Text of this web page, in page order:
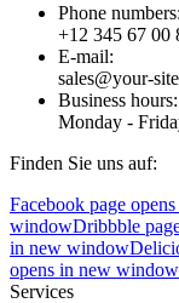
Phone numbers:
+12 345 67 00
E-mail:
sales@your-
Business hours:
Monday -
Finden Sie uns auf:
Facebook page
windowDribbble
in new window
opens in new window
Services